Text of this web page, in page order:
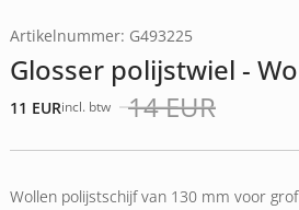
Artikelnummer: G493225
Glosser polijstwiel -
14EUR
Oorspronkelijke
14 EUR.
11 EUR
Huidige
11 EUR.
incl. btw
Wollen polijstschijf van 130 mm voor